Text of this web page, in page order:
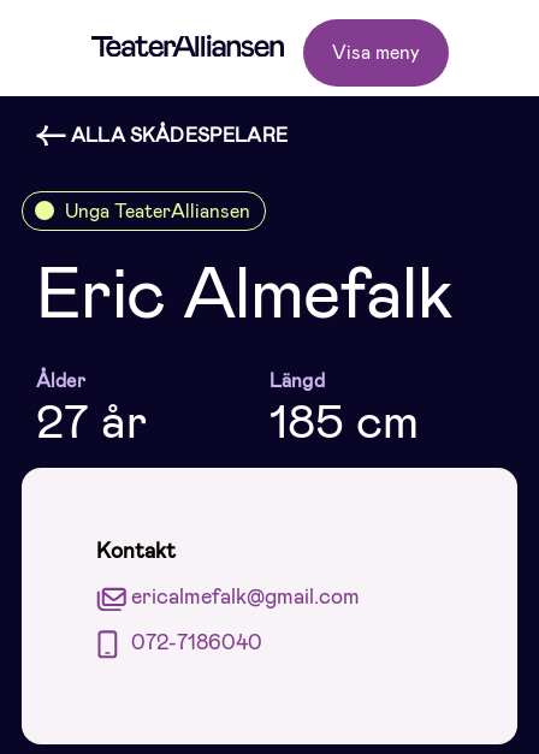
Visa meny
ALLA SKÅDESPELARE
Unga TeaterAlliansen
Eric Almefalk
Ålder
27 år
Längd
185 cm
Kontakt
ericalmefalk@gmail.com
072-7186040